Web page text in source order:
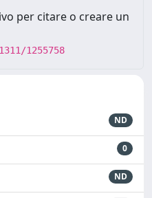
per citare o creare un
1255758
ND
0
ND